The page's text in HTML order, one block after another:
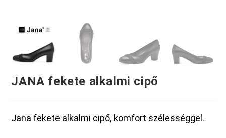
JANA fekete alkalmi cipő
Jana fekete alkalmi cipő, komfort szélességgel.